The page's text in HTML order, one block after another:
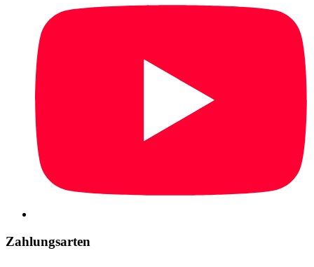
Zahlungsarten